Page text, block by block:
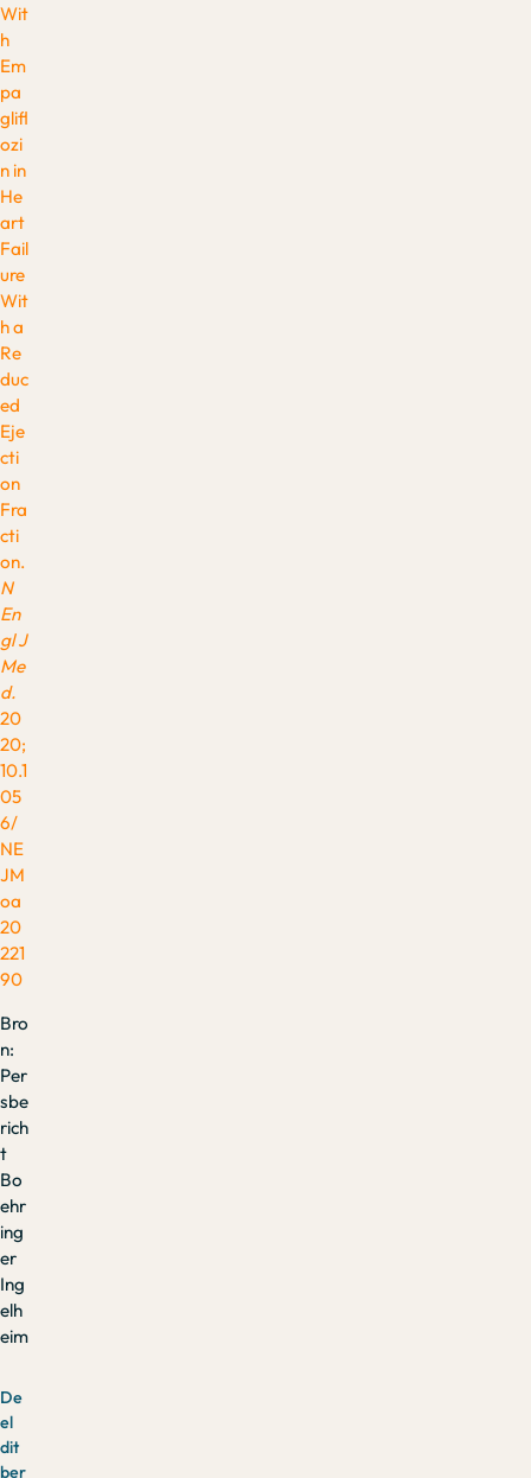
Wit
h
Em
pa
glifl
ozi
n in
He
art
Fail
ure
Wit
h a
Re
duc
ed
Eje
cti
on
Fra
cti
on.
N
En
gl J
Me
d.
20
20;
10.1
05
6/
NE
JM
oa
20
221
90
Bro
n:
Per
sbe
rich
t
Bo
ehr
ing
er
Ing
elh
eim
De
el
dit
ber